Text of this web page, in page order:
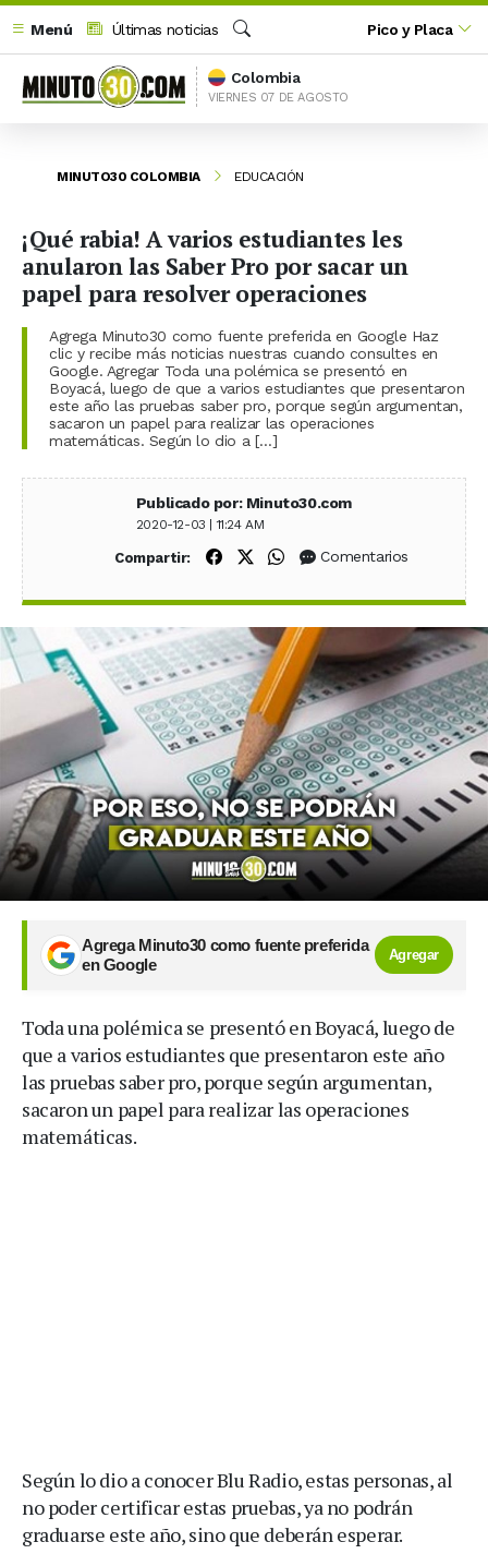
Menú
Últimas noticias
Buscar
Pico y Placa
Colombia
VIERNES 07 DE AGOSTO
MINUTO30 COLOMBIA EDUCACIÓN
¡Qué rabia! A varios estudiantes les
anularon las Saber Pro por sacar un
papel para resolver operaciones
Agrega Minuto30 como fuente preferida en Google Haz
clic y recibe más noticias nuestras cuando consultes en
Google. Agregar Toda una polémica se presentó en
Boyacá, luego de que a varios estudiantes que presentaron
este año las pruebas saber pro, porque según argumentan,
sacaron un papel para realizar las operaciones
matemáticas. Según lo dio a […]
Publicado por: Minuto30.com
2020-12-03 | 11:24 AM
Compartir: Compartir en Facebook
Compartir en X (Twitter)
Compartir en WhatsApp
Comentarios
Agrega Minuto30 como fuente preferida
en Google
Agregar
Toda una polémica se presentó en Boyacá, luego de
que a varios estudiantes que presentaron este año
las pruebas saber pro, porque según argumentan,
sacaron un papel para realizar las operaciones
matemáticas.
Según lo dio a conocer Blu Radio, estas personas, al
no poder certificar estas pruebas, ya no podrán
graduarse este año, sino que deberán esperar.